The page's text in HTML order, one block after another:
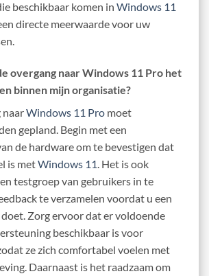
beschikbaar komen in Windows 11
directe meerwaarde voor uw
overgang naar Windows 11 Pro het
binnen mijn organisatie?
naarWindows 11 Pro moet
gepland. Begin met een
de hardware om te bevestigen dat
is metWindows 11 . Het is ook
testgroep van gebruikers in te
te verzamelen voordat u een
Zorg ervoor dat er voldoende
beschikbaar is voor
ze zich comfortabel voelen met
Daarnaast is het raadzaam om